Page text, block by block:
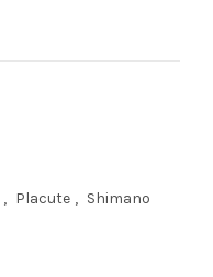
, Placute , Shimano